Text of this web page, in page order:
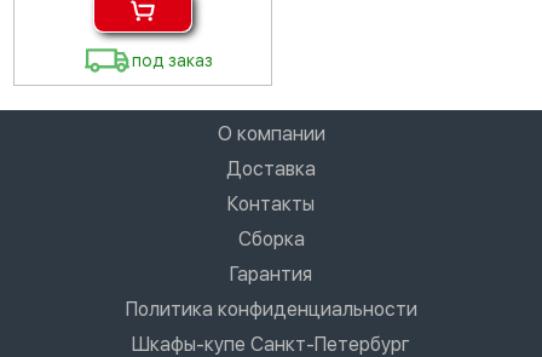
под заказ
О компании
Доставка
Контакты
Сборка
Гарантия
Политика конфиденциальности
Шкафы-купе Санкт-Петербург